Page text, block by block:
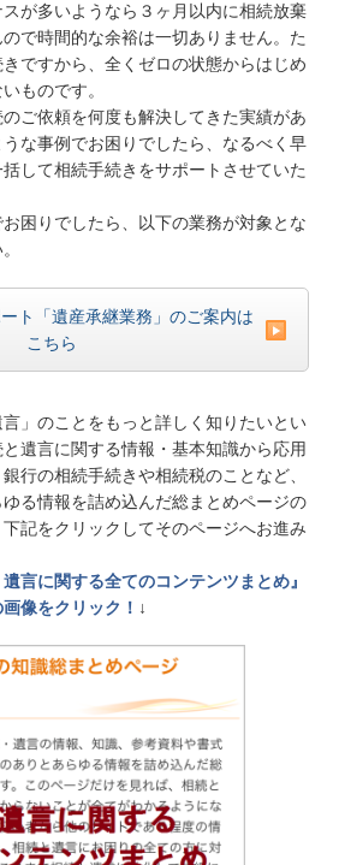
が多いようなら３ヶ月以内に相続放棄
で時間的な余裕は一切ありません。た
ですから、全くゼロの状態からはじめ
ものです。
ご依頼を何度も解決してきた実績があ
な事例でお困りでしたら、なるべく早
して相続手続きをサポートさせていた
困りでしたら、以下の業務が対象とな
ト「遺産承継業務」のご案内は
こちら
」のことをもっと詳しく知りたいとい
遺言に関する情報・基本知識から応用
行の相続手続きや相続税のことなど、
る情報を詰め込んだ総まとめページの
記をクリックしてそのページへお進み
言に関する全てのコンテンツまとめ』
像をクリック！ ↓